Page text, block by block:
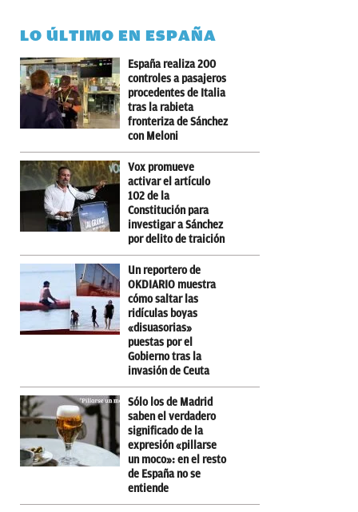
LO ÚLTIMO EN ESPAÑA
España realiza 200
controles a pasajeros
procedentes de Italia
tras la rabieta
fronteriza de Sánchez
con Meloni
Vox promueve
activar el artículo
102 de la
Constitución para
investigar a Sánchez
por delito de traición
Un reportero de
OKDIARIO muestra
cómo saltar las
ridículas boyas
«disuasorias»
puestas por el
Gobierno tras la
invasión de Ceuta
Sólo los de Madrid
saben el verdadero
significado de la
expresión «pillarse
un moco»: en el resto
de España no se
entiende